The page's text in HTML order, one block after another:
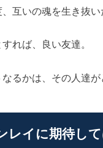
互いの魂を生き抜い
れば、良い友達。
るかは、その人達が
レイに期待し